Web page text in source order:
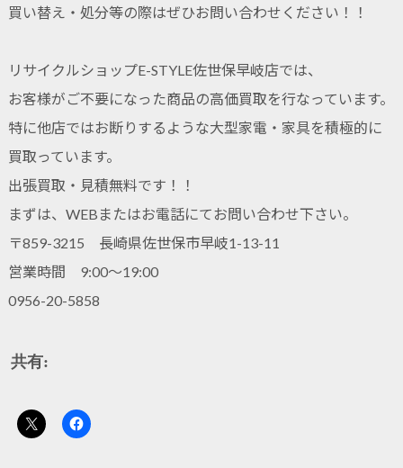
買い替え・処分等の際はぜひお問い合わせください！！
リサイクルショップE-STYLE佐世保早岐店では、
お客様がご不要になった商品の高価買取を行なっています。
特に他店ではお断りするような大型家電・家具を積極的に
買取っています。
出張買取・見積無料です！！
まずは、WEBまたはお電話にてお問い合わせ下さい。
〒859-3215 長崎県佐世保市早岐1-13-11
営業時間 9:00～19:00
0956-20-5858
共有: